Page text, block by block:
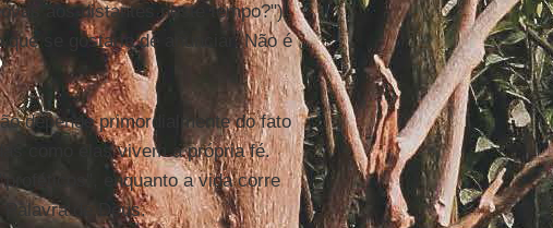
aos distantes neste tempo?")
se gostaria de anunciar. Não é
depende primordialmente do fato
como elas vivem a própria fé.
enquanto a vida corre
de Deus.